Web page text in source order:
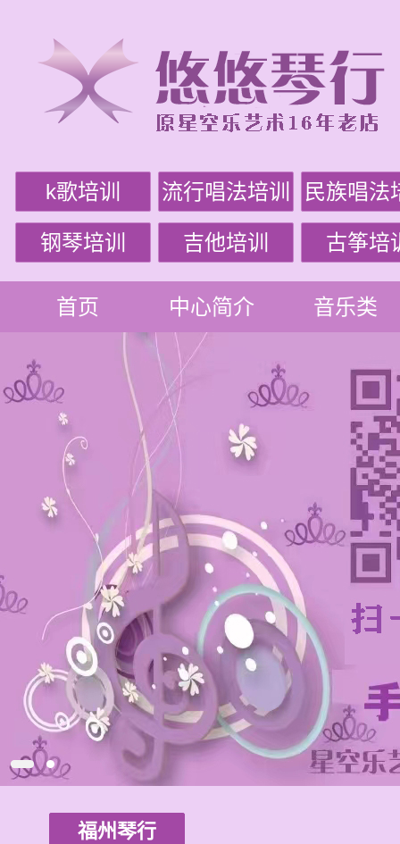
k歌培训 流行唱法培训 民族唱法
钢琴培训 吉他培训 古筝培
首页 中心简介 音乐类
福州琴行